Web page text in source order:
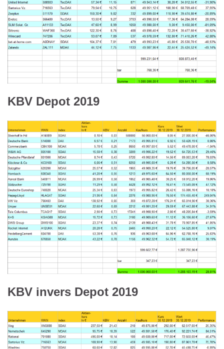
KBV Depot 2019
KBV invers Depot 2019